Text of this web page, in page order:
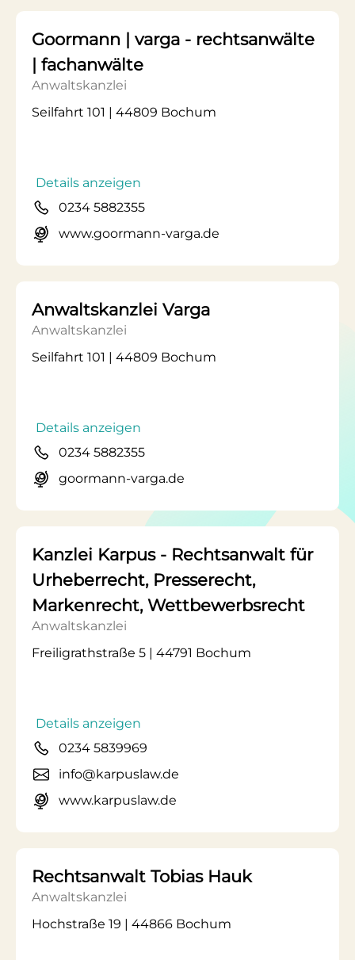
Goormann | varga - rechtsanwälte
| fachanwälte
Anwaltskanzlei
Seilfahrt 101 | 44809 Bochum
Details anzeigen
0234 5882355
www.goormann-varga.de
Anwaltskanzlei Varga
Anwaltskanzlei
Seilfahrt 101 | 44809 Bochum
Details anzeigen
0234 5882355
goormann-varga.de
Kanzlei Karpus - Rechtsanwalt für
Urheberrecht, Presserecht,
Markenrecht, Wettbewerbsrecht
Anwaltskanzlei
Freiligrathstraße 5 | 44791 Bochum
Details anzeigen
0234 5839969
info@karpuslaw.de
www.karpuslaw.de
Rechtsanwalt Tobias Hauk
Anwaltskanzlei
Hochstraße 19 | 44866 Bochum